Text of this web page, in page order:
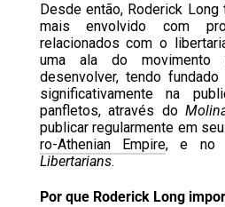
Desde então, Roderick
mais envolvido com
relacionados com o
uma ala do
desenvolver, tendo
significativamente na
panfletos, através do
publicar regularmente em
ro-Athenian Empire, e no
Libertarians.
Por que Roderick Long